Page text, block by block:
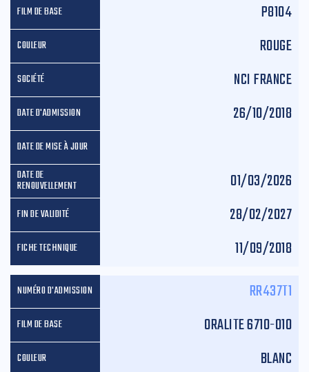
P8104
ROUGE
NCI FRANCE
26/10/2018
01/03/2026
28/02/2027
11/09/2018
RR437T1
ORALITE 6710-010
BLANC